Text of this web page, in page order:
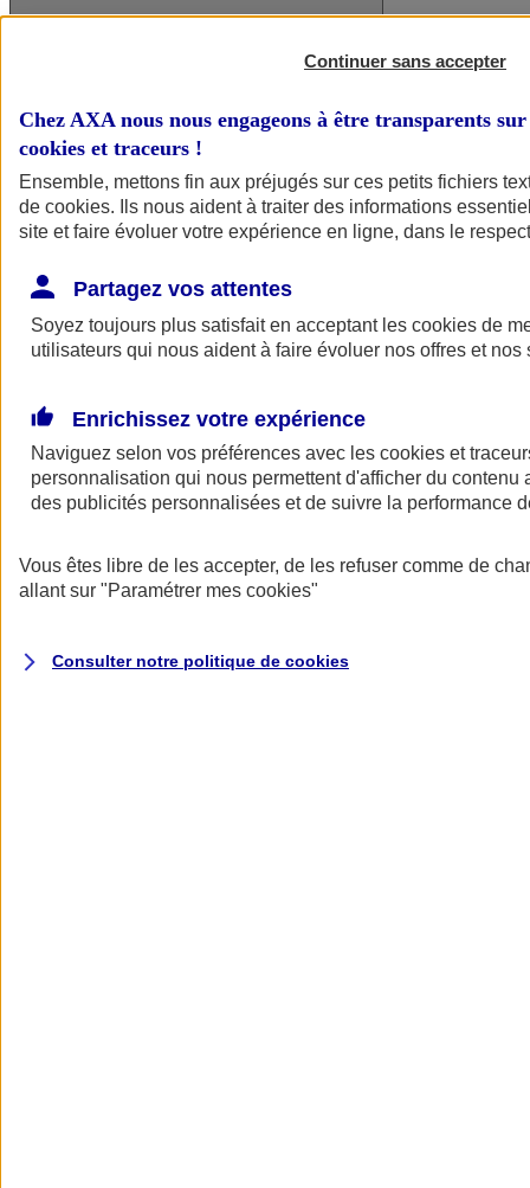
AXA Assurance
Continuer sans accepter
Chez AXA nous nous engageons à être transparents
cookies et traceurs !
Ensemble, mettons fin aux préjugés sur ces petits fichiers
de cookies. Ils nous aident à traiter des informations
site et faire évoluer votre expérience en ligne, dans le
Partagez vos attentes
Soyez toujours plus satisfait en acceptant les cookies de
utilisateurs qui nous aident à faire évoluer nos offres et nos
Enrichissez votre expérience
Naviguez selon vos préférences avec les cookies et
personnalisation qui nous permettent d'afficher du contenu
des publicités personnalisées et de suivre la performance
Vous êtes libre de les accepter, de les refuser comme de
allant sur "Paramétrer mes cookies"
Consulter notre politique de cookies